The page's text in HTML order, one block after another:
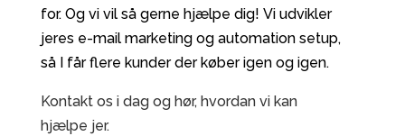
for. Og vi vil så gerne hjælpe dig! Vi udvikler
jeres e-mail marketing og automation setup,
så I får flere kunder der køber igen og igen.
Kontakt os i dag og hør, hvordan vi kan
hjælpe jer.